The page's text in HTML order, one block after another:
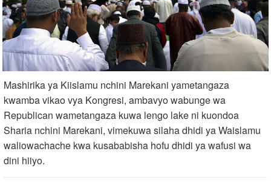
Mashirika ya Kiislamu nchini Marekani yametangaza
kwamba vikao vya Kongresi, ambavyo wabunge wa
Republican wametangaza kuwa lengo lake ni kuondoa
Sharia nchini Marekani, vimekuwa silaha dhidi ya Waislamu
waliowachache kwa kusababisha hofu dhidi ya wafusi wa
dini hiiyo.